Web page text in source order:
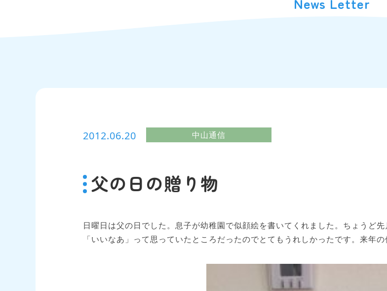
2012.06.20 中山通信
父の日の贈り物
日曜日は父の日でした。息子が幼稚園で似顔絵を書いてくれました。ちょうど
「いいなあ」って思っていたところだったのでとてもうれしかったです。来年